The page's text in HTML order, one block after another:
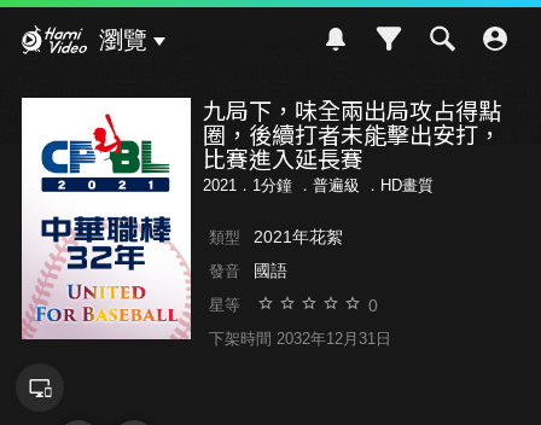
瀏覽
九局下，味全兩出局攻占得點
圈，後續打者未能擊出安打，
比賽進入延長賽
2021．1分鐘 ． 普遍級 ．HD畫質
類型 2021年花絮
發音 國語
星等 0
下架時間 2032年12月31日